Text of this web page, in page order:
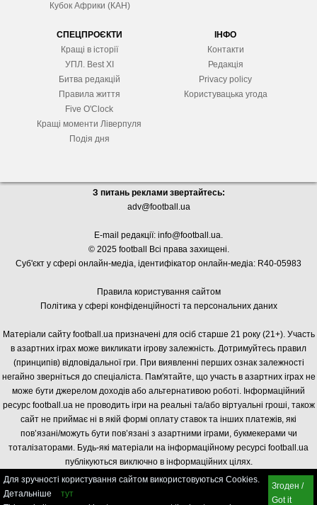
Кубок Африки (КАН)
СПЕЦПРОЄКТИ
Кращі в історії
УПЛ. Best XІ
Битва редакцій
Правила життя
Five O'Clock
Кращі моменти Ліверпуля
Подія дня
ІНФО
Контакти
Редакція
Privacy policy
Користувацька угода
З питань реклами звертайтесь:
adv@football.ua
E-mail редакції: info@football.ua.
© 2025 football Всі права захищені.
Суб'єкт у сфері онлайн-медіа, ідентифікатор онлайн-медіа: R40-05983
Правила користування сайтом
Політика у сфері конфіденційності та персональних даних
Матеріали сайту football.ua призначені для осіб старше 21 року (21+). Участь
в азартних іграх може викликати ігрову залежність. Дотримуйтесь правил
(принципів) відповідальної гри. При виявленні перших ознак залежності
негайно зверніться до спеціаліста. Пам'ятайте, що участь в азартних іграх не
може бути джерелом доходів або альтернативою роботі. Інформаційний
ресурс football.ua не проводить ігри на реальні та/або віртуальні гроші, також
сайт не приймає ні в якій формі оплату ставок та інших платежів, які
пов’язані/можуть бути пов’язані з азартними іграми, букмекерами чи
тоталізаторами. Будь-які матеріали на інформаційному ресурсі football.ua
публікуються виключно в інформаційних цілях.
Для зручності користування сайтом використовуються Cookies.
Детальніше
тут
Згоден /
Got it